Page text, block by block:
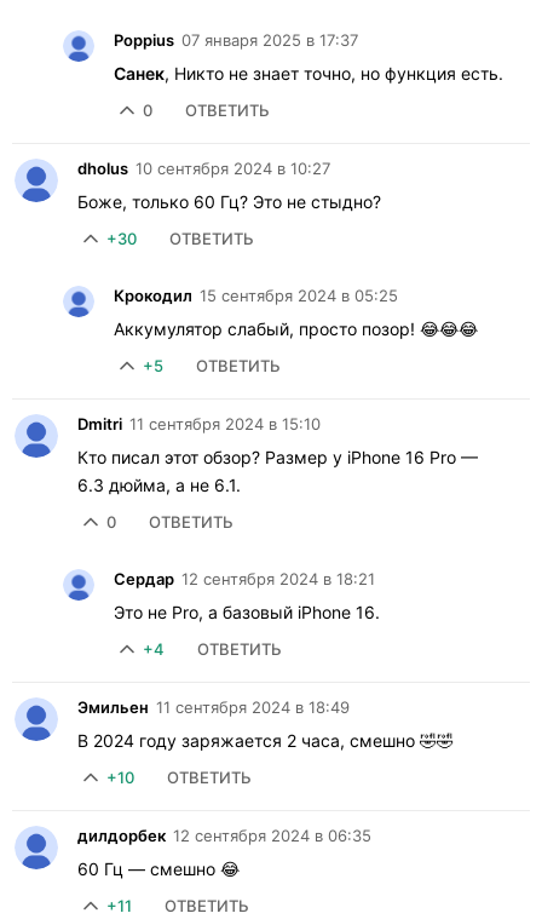
Poppius 07 января 2025 в 17:37
Санек, Никто не знает точно, но функция есть.
0 ОТВЕТИТЬ
dholus 10 сентября 2024 в 10:27
Боже, только 60 Гц? Это не стыдно?
+30 ОТВЕТИТЬ
Крокодил 15 сентября 2024 в 05:25
Аккумулятор слабый, просто позор! 😂😂😂
+5 ОТВЕТИТЬ
Dmitri 11 сентября 2024 в 15:10
Кто писал этот обзор? Размер у iPhone 16 Pro —
6.3 дюйма, а не 6.1.
0 ОТВЕТИТЬ
Сердар 12 сентября 2024 в 18:21
Это не Pro, а базовый iPhone 16.
+4 ОТВЕТИТЬ
Эмильен 11 сентября 2024 в 18:49
В 2024 году заряжается 2 часа, смешно 🤣🤣
+10 ОТВЕТИТЬ
дилдорбек 12 сентября 2024 в 06:35
60 Гц — смешно 😂
+11 ОТВЕТИТЬ